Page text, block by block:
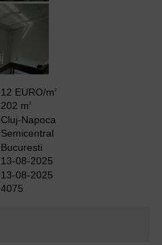
12 EURO/m2
202 m2
Cluj-Napoca
Semicentral
Bucuresti
13-08-2025
13-08-2025
4075